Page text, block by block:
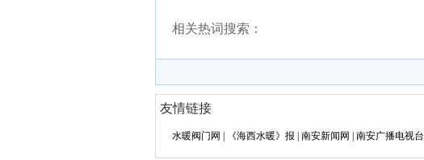
相关热词搜索：
友情链接
水暖阀门网 《海西水暖》报 南安新闻网 南安广播电视台